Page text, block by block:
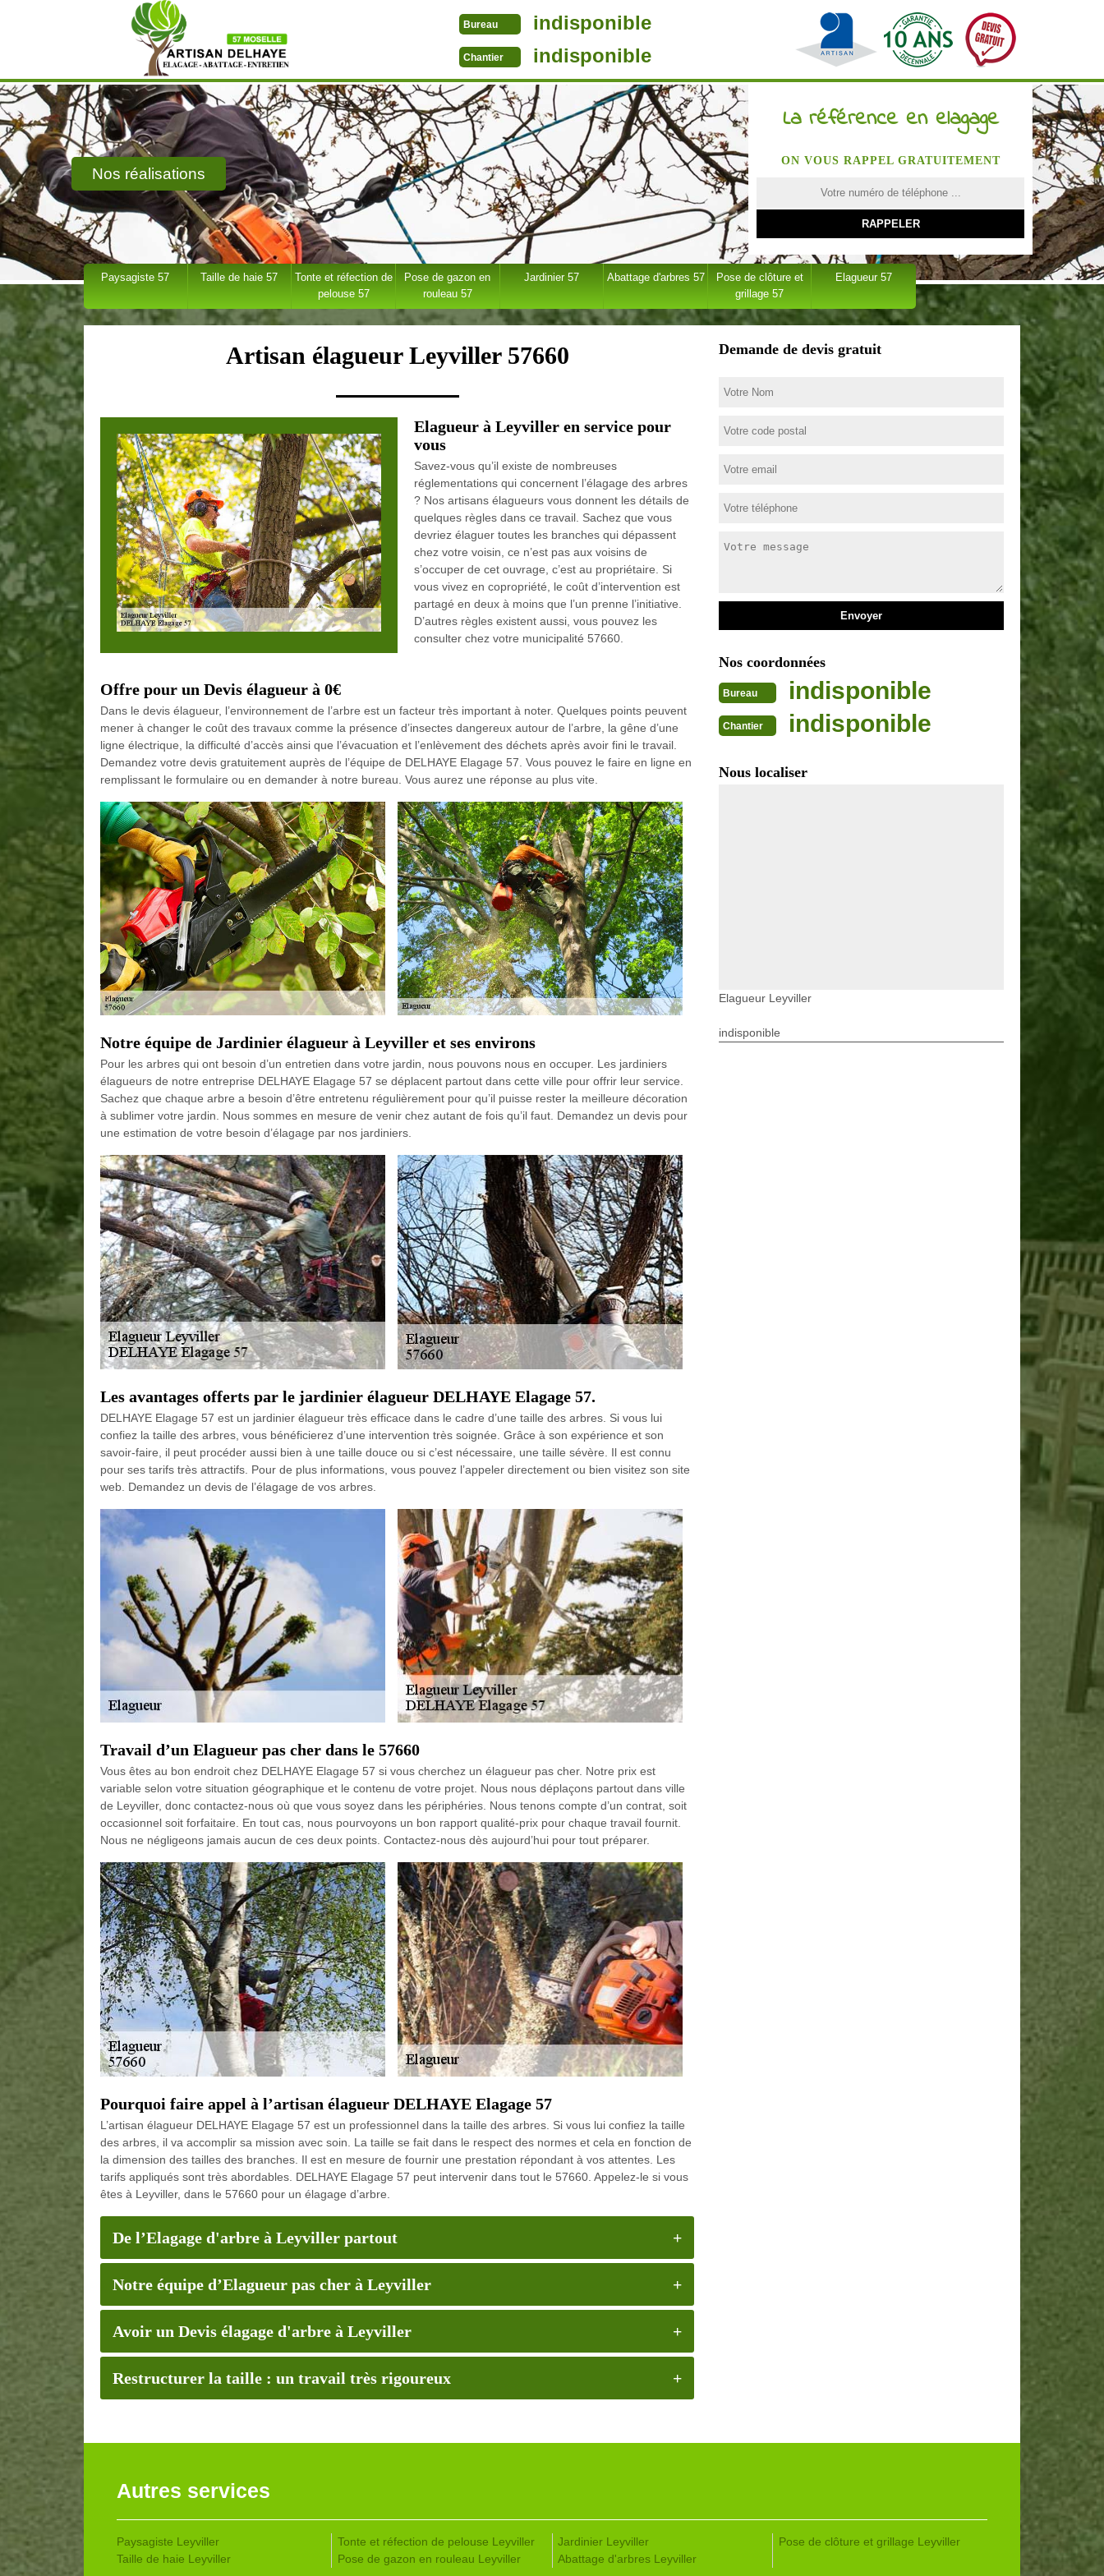
Bureau indisponible
Chantier indisponible
Nos réalisations
La référence en elagage
ON VOUS RAPPEL GRATUITEMENT
Paysagiste 57 Taille de haie 57
Tonte et réfection de
pelouse 57
Pose de gazon en
rouleau 57
Jardinier 57 Abattage d'arbres 57
Pose de clôture et
grillage 57
Elagueur 57
Artisan élagueur Leyviller 57660
Elagueur à Leyviller en service pour
vous
Savez-vous qu’il existe de nombreuses
réglementations qui concernent l’élagage des arbres
? Nos artisans élagueurs vous donnent les détails de
quelques règles dans ce travail. Sachez que vous
devriez élaguer toutes les branches qui dépassent
chez votre voisin, ce n’est pas aux voisins de
s’occuper de cet ouvrage, c’est au propriétaire. Si
vous vivez en copropriété, le coût d’intervention est
partagé en deux à moins que l’un prenne l’initiative.
D’autres règles existent aussi, vous pouvez les
consulter chez votre municipalité 57660.
Offre pour un Devis élagueur à 0€
Dans le devis élagueur, l’environnement de l’arbre est un facteur très important à noter. Quelques points peuvent
mener à changer le coût des travaux comme la présence d’insectes dangereux autour de l’arbre, la gêne d’une
ligne électrique, la difficulté d’accès ainsi que l’évacuation et l’enlèvement des déchets après avoir fini le travail.
Demandez votre devis gratuitement auprès de l’équipe de DELHAYE Elagage 57. Vous pouvez le faire en ligne en
remplissant le formulaire ou en demander à notre bureau. Vous aurez une réponse au plus vite.
Notre équipe de Jardinier élagueur à Leyviller et ses environs
Pour les arbres qui ont besoin d’un entretien dans votre jardin, nous pouvons nous en occuper. Les jardiniers
élagueurs de notre entreprise DELHAYE Elagage 57 se déplacent partout dans cette ville pour offrir leur service.
Sachez que chaque arbre a besoin d’être entretenu régulièrement pour qu’il puisse rester la meilleure décoration
à sublimer votre jardin. Nous sommes en mesure de venir chez autant de fois qu’il faut. Demandez un devis pour
une estimation de votre besoin d’élagage par nos jardiniers.
Les avantages offerts par le jardinier élagueur DELHAYE Elagage 57.
DELHAYE Elagage 57 est un jardinier élagueur très efficace dans le cadre d’une taille des arbres. Si vous lui
confiez la taille des arbres, vous bénéficierez d’une intervention très soignée. Grâce à son expérience et son
savoir-faire, il peut procéder aussi bien à une taille douce ou si c’est nécessaire, une taille sévère. Il est connu
pour ses tarifs très attractifs. Pour de plus informations, vous pouvez l’appeler directement ou bien visitez son site
web. Demandez un devis de l’élagage de vos arbres.
Travail d’un Elagueur pas cher dans le 57660
Vous êtes au bon endroit chez DELHAYE Elagage 57 si vous cherchez un élagueur pas cher. Notre prix est
variable selon votre situation géographique et le contenu de votre projet. Nous nous déplaçons partout dans ville
de Leyviller, donc contactez-nous où que vous soyez dans les périphéries. Nous tenons compte d’un contrat, soit
occasionnel soit forfaitaire. En tout cas, nous pourvoyons un bon rapport qualité-prix pour chaque travail fournit.
Nous ne négligeons jamais aucun de ces deux points. Contactez-nous dès aujourd’hui pour tout préparer.
Pourquoi faire appel à l’artisan élagueur DELHAYE Elagage 57
L’artisan élagueur DELHAYE Elagage 57 est un professionnel dans la taille des arbres. Si vous lui confiez la taille
des arbres, il va accomplir sa mission avec soin. La taille se fait dans le respect des normes et cela en fonction de
la dimension des tailles des branches. Il est en mesure de fournir une prestation répondant à vos attentes. Les
tarifs appliqués sont très abordables. DELHAYE Elagage 57 peut intervenir dans tout le 57660. Appelez-le si vous
êtes à Leyviller, dans le 57660 pour un élagage d’arbre.
De l’Elagage d'arbre à Leyviller partout
Notre équipe d’Elagueur pas cher à Leyviller
Avoir un Devis élagage d'arbre à Leyviller
Restructurer la taille : un travail très rigoureux
Demande de devis gratuit
Nos coordonnées
Bureau indisponible
Chantier indisponible
Nous localiser
Elagueur Leyviller
indisponible
Autres services
Paysagiste Leyviller
Taille de haie Leyviller
Tonte et réfection de pelouse Leyviller
Pose de gazon en rouleau Leyviller
Jardinier Leyviller
Abattage d'arbres Leyviller
Pose de clôture et grillage Leyviller